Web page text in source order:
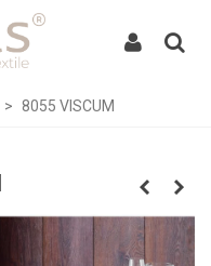
> 8055 VISCUM